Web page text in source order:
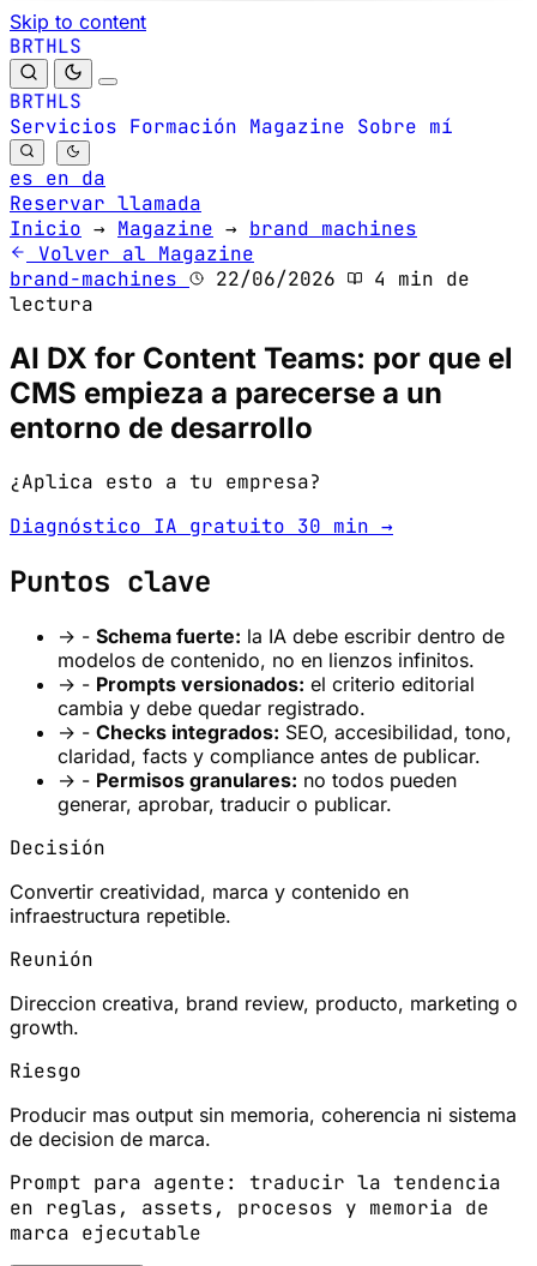
Skip to content
BRTHLS
BRTHLS
Servicios Formación Magazine Sobre mí
es en da
Reservar llamada
Inicio → Magazine → brand machines
Volver al Magazine
brand-machines
22/06/2026
4 min de
lectura
AI DX for Content Teams: por que el
CMS empieza a parecerse a un
entorno de desarrollo
¿Aplica esto a tu empresa?
Diagnóstico IA gratuito 30 min →
Puntos clave
→ - Schema fuerte: la IA debe escribir dentro de
modelos de contenido, no en lienzos infinitos.
→ - Prompts versionados: el criterio editorial
cambia y debe quedar registrado.
→ - Checks integrados: SEO, accesibilidad, tono,
claridad, facts y compliance antes de publicar.
→ - Permisos granulares: no todos pueden
generar, aprobar, traducir o publicar.
Decisión
Convertir creatividad, marca y contenido en
infraestructura repetible.
Reunión
Direccion creativa, brand review, producto, marketing o
growth.
Riesgo
Producir mas output sin memoria, coherencia ni sistema
de decision de marca.
Prompt para agente: traducir la tendencia
en reglas, assets, procesos y memoria de
marca ejecutable